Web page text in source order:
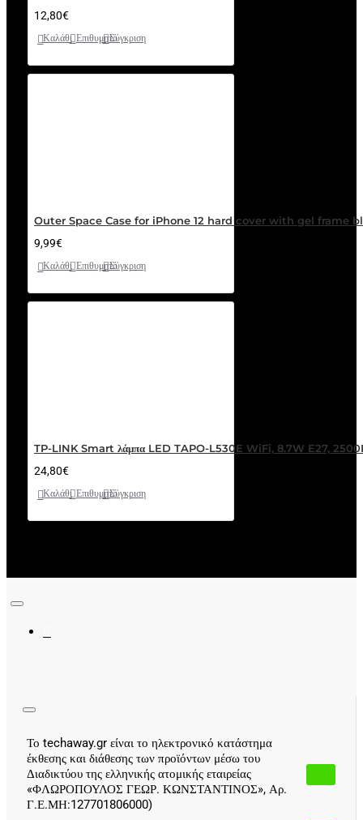
12,80€
Καλάθι ΕπιθυμητόΣύγκριση
Outer Space Case for iPhone 12 hard cover with gel frame
9,99€
Καλάθι ΕπιθυμητόΣύγκριση
TP-LINK Smart λάμπα LED TAPO-L530E WiFi, 8.7W E27,
24,80€
Καλάθι ΕπιθυμητόΣύγκριση
Το techaway.gr είναι το ηλεκτρονικό κατάστημα
έκθεσης και διάθεσης των προϊόντων μέσω του
Διαδικτύου της ελληνικής ατομικής εταιρείας
«ΦΛΩΡΟΠΟΥΛΟΣ ΓΕΩΡ. ΚΩΝΣΤΑΝΤΙΝΟΣ», Αρ.
Γ.Ε.ΜΗ:127701806000)